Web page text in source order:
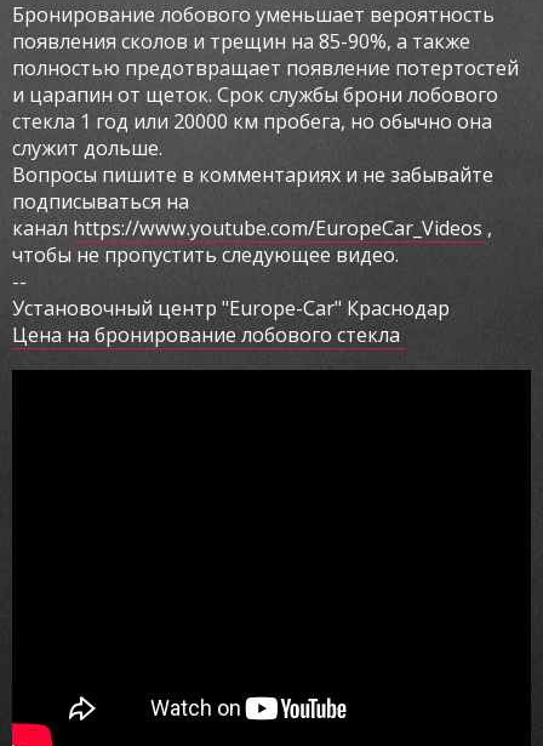
Бронирование лобового уменьшает вероятность
появления сколов и трещин на 85-90%, а также
полностью предотвращает появление потертостей
и царапин от щеток. Срок службы брони лобового
стекла 1 год или 20000 км пробега, но обычно она
служит дольше.
Вопросы пишите в комментариях и не забывайте
подписываться на
канал https://www.youtube.com/EuropeCar_Videos ,
чтобы не пропустить следующее видео.
--
Установочный центр "Europe-Car" Краснодар
Цена на бронирование лобового стекла